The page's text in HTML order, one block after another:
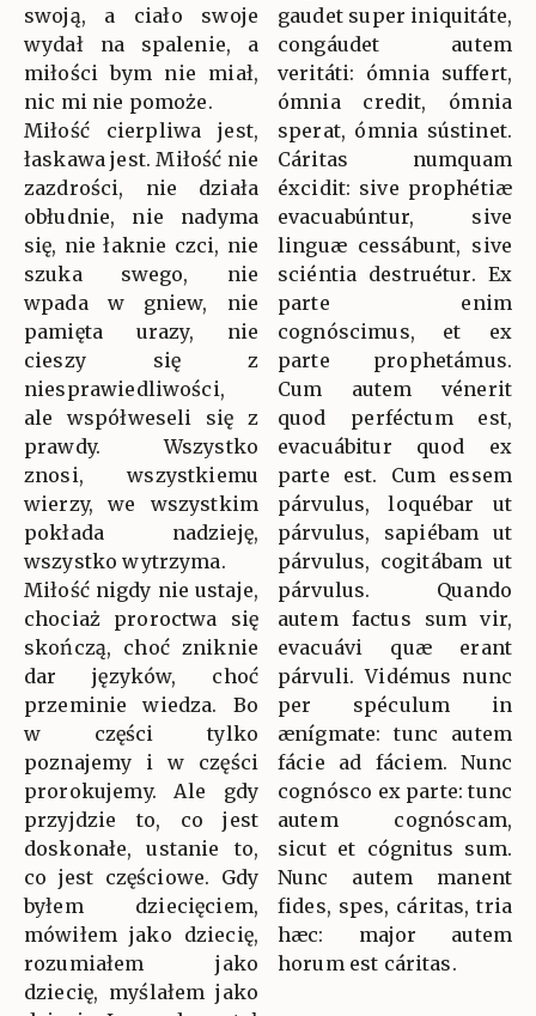
swoją, a ciało swoje
wydał na spalenie, a
miłości bym nie miał,
nic mi nie pomoże.
Miłość cierpliwa jest,
łaskawa jest. Miłość nie
zazdrości, nie działa
obłudnie, nie nadyma
się, nie łaknie czci, nie
szuka swego, nie
wpada w gniew, nie
pamięta urazy, nie
cieszy się z
niesprawiedliwości,
ale współweseli się z
prawdy. Wszystko
znosi, wszystkiemu
wierzy, we wszystkim
pokłada nadzieję,
wszystko wytrzyma.
Miłość nigdy nie ustaje,
chociaż proroctwa się
skończą, choć zniknie
dar języków, choć
przeminie wiedza. Bo
w części tylko
poznajemy i w części
prorokujemy. Ale gdy
przyjdzie to, co jest
doskonałe, ustanie to,
co jest częściowe. Gdy
byłem dziecięciem,
mówiłem jako dziecię,
rozumiałem jako
dziecię, myślałem jako
gaudet super iniquitáte,
congáudet autem
veritáti: ómnia suffert,
ómnia credit, ómnia
sperat, ómnia sústinet.
Cáritas numquam
éxcidit: sive prophétiæ
evacuabúntur, sive
linguæ cessábunt, sive
sciéntia destruétur. Ex
parte enim
cognóscimus, et ex
parte prophetámus.
Cum autem vénerit
quod perféctum est,
evacuábitur quod ex
parte est. Cum essem
párvulus, loquébar ut
párvulus, sapiébam ut
párvulus, cogitábam ut
párvulus. Quando
autem factus sum vir,
evacuávi quæ erant
párvuli. Vidémus nunc
per spéculum in
ænígmate: tunc autem
fácie ad fáciem. Nunc
cognósco ex parte: tunc
autem cognóscam,
sicut et cógnitus sum.
Nunc autem manent
fides, spes, cáritas, tria
hæc: major autem
horum est cáritas.